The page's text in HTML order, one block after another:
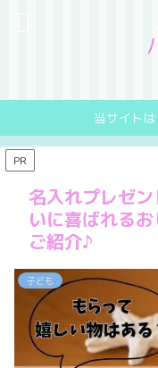
当サイト
PR
名入れプレゼ
いに喜ばれる
ご紹介♪
子ども